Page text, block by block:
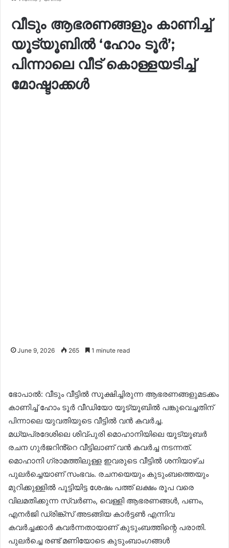
വീടും ആഭരണങ്ങളും കാണിച്ച്
യൂട്യൂബിൽ ‘ഹോം ടൂർ’;
പിന്നാലെ വീട് കൊള്ളയടിച്ച്
മോഷ്ടാക്കൾ
June 9, 2026 265 1 minute read
ഭോപാൽ: വീടും വീട്ടിൽ സൂക്ഷിച്ചിരുന്ന ആഭരണങ്ങളുമടക്കം
കാണിച്ച് ഹോം ടൂർ വീഡിയോ യൂട്യൂബിൽ പങ്കുവെച്ചതിന്
പിന്നാലെ യുവതിയുടെ വീട്ടിൽ വൻ കവർച്ച.
മധ്യപ്രദേശിലെ ശിവ്പുരി മൊഹാനിയിലെ യൂട്യൂബർ
രചന ഗുർജറിൻ്റെ വീട്ടിലാണ് വൻ കവർച്ച നടന്നത്.
മൊഹാനി ഗ്രാമത്തിലുള്ള ഇവരുടെ വീട്ടിൽ ശനിയാഴ്ച
പുലർച്ചെയാണ് സംഭവം. രചനയെയും കുടുംബത്തെയും
മുറിക്കുള്ളിൽ പൂട്ടിയിട്ട ശേഷം പത്ത് ലക്ഷം രൂപ വരെ
വിലമതിക്കുന്ന സ്വർണം, വെള്ളി ആഭരണങ്ങൾ, പണം,
എനർജി ഡ്രിങ്ക്സ് അടങ്ങിയ കാർട്ടൺ എന്നിവ
കവർച്ചക്കാർ കവർന്നതായാണ് കുടുംബത്തിന്റെ പരാതി.
പുലർച്ചെ രണ്ട് മണിയോടെ കുടുംബാംഗങ്ങൾ